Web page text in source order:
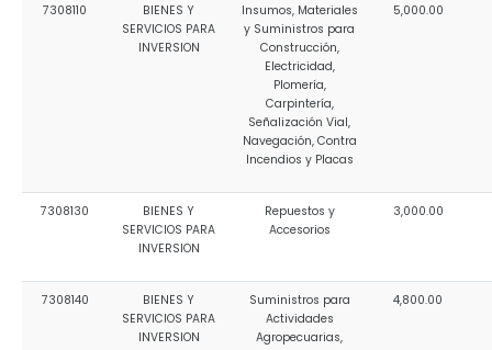
7308110
BIENES Y
SERVICIOS PARA
INVERSION
Insumos, Materiales
y Suministros para
Construcción,
Electricidad,
Plomería,
Carpintería,
Señalización Vial,
Navegación, Contra
Incendios y Placas
5,000.00
7308130
BIENES Y
SERVICIOS PARA
INVERSION
Repuestos y
Accesorios
3,000.00
7308140
BIENES Y
SERVICIOS PARA
INVERSION
Suministros para
Actividades
Agropecuarias,
4,800.00